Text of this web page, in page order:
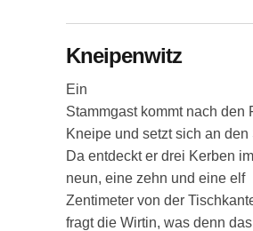
Kneipenwitz
Ein
Stammgast kommt nach den
Kneipe und setzt sich an den
Da entdeckt er drei Kerben
neun, eine zehn und eine elf
Zentimeter von der
fragt die Wirtin, was denn das